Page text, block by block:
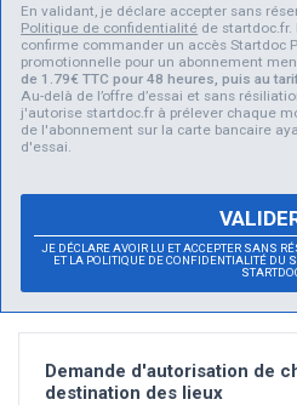
En validant, je déclare accepter sans
Politique de confidentialité de
confirme commander un accès Startdoc
promotionnelle pour un abonnement
de 1.79€ TTC pour 48 heures, puis au
Au-delà de l’offre d’essai et sans
j'autorise startdoc.fr à prélever chaque
de l'abonnement sur la carte bancaire
d'essai.
JE DÉCLARE AVOIR LU ET ACCEPTER SANS
ET LA POLITIQUE DE CONFIDENTIALITÉ DU
Demande d'autorisation de
destination des lieux